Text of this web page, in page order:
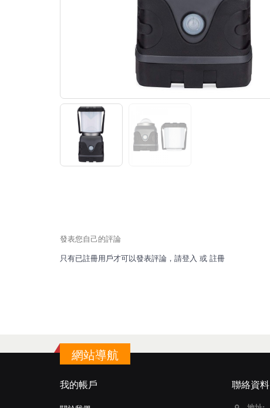
發表您自己的評論
只有已註冊用戶才可以發表評論，請登入 或 註冊
網站導航
我的帳戶 聯絡資料